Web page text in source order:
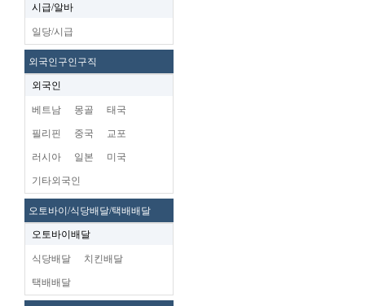
시급/알바
일당/시급
외국인구인구직
외국인
베트남 몽골 태국
필리핀 중국 교포
러시아 일본 미국
기타외국인
오토바이/식당배달/택배배달
오토바이배달
식당배달 치킨배달
택배배달